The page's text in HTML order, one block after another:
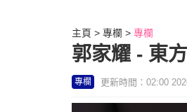
主頁 專欄 專欄
郭家耀 - 東
專欄 更新時間：02:00